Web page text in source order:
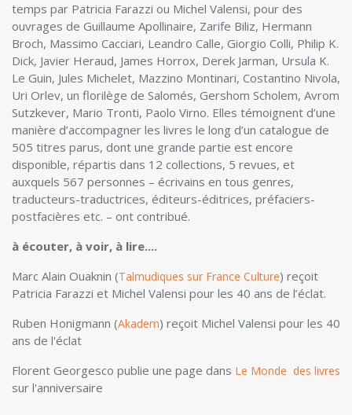
temps par Patricia Farazzi ou Michel Valensi, pour des
ouvrages de Guillaume Apollinaire, Zarife Biliz, Hermann
Broch, Massimo Cacciari, Leandro Calle, Giorgio Colli, Philip K.
Dick, Javier Heraud, James Horrox, Derek Jarman, Ursula K.
Le Guin, Jules Michelet, Mazzino Montinari, Costantino Nivola,
Uri Orlev, un florilège de Salomés, Gershom Scholem, Avrom
Sutzkever, Mario Tronti, Paolo Virno. Elles témoignent d’une
manière d’accompagner les livres le long d’un catalogue de
505 titres parus, dont une grande partie est encore
disponible, répartis dans 12 collections, 5 revues, et
auxquels 567 personnes – écrivains en tous genres,
traducteurs-traductrices, éditeurs-éditrices, préfaciers-
postfacières etc. – ont contribué.
à écouter, à voir, à lire....
Marc Alain Ouaknin (Talmudiques sur France Culture) reçoit
Patricia Farazzi et Michel Valensi pour les 40 ans de l’éclat.
Ruben Honigmann (Akadem) reçoit Michel Valensi pour les 40
ans de l'éclat
Florent Georgesco publie une page dans Le Monde des livres
sur l'anniversaire